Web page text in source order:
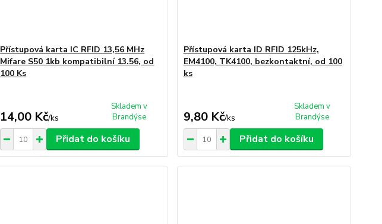
Přístupová karta IC RFID 13,56 MHz
Mifare S50 1kb kompatibilní 13.56, od
100 Ks
14,00 Kč/ks
Skladem v
Brandýse
Přidat do košíku
Přístupová karta ID RFID 125kHz,
EM4100, TK4100, bezkontaktní, od 100
ks
9,80 Kč/ks
Skladem v
Brandýse
Přidat do košíku